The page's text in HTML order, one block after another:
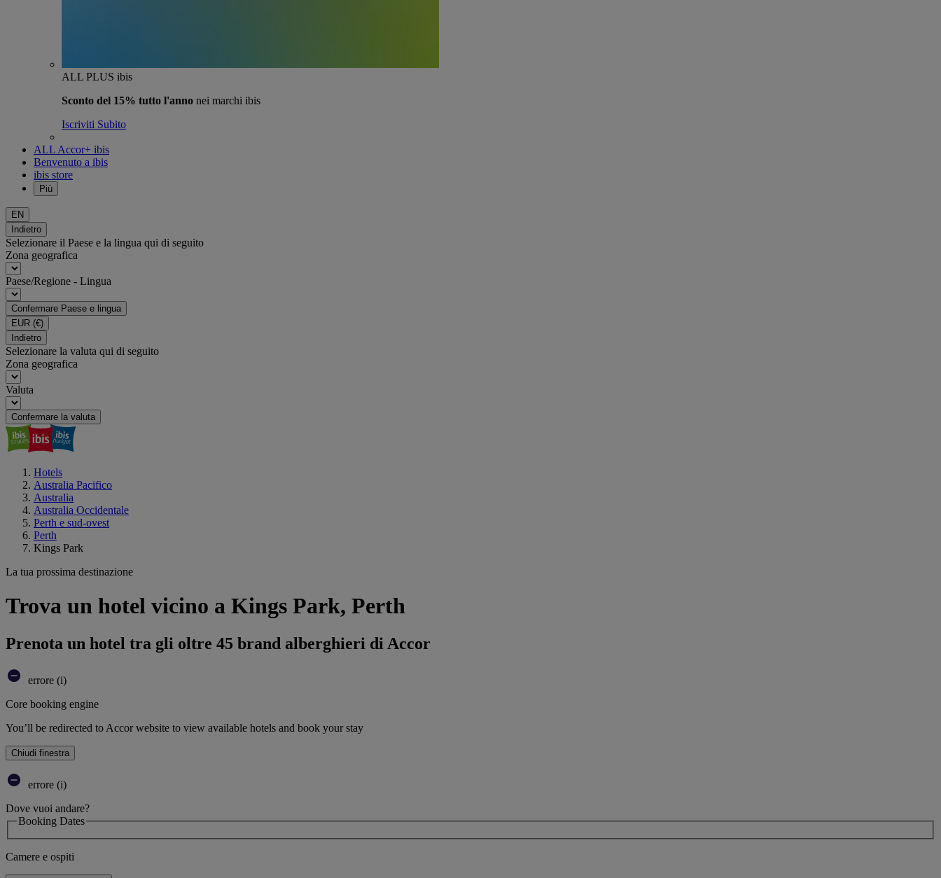
ALL PLUS ibis
Sconto del 15% tutto l'anno nei marchi ibis
Iscriviti Subito
ALL Accor+ ibis
Benvenuto a ibis
ibis store
Più
EN
Indietro
Selezionare il Paese e la lingua qui di seguito
Zona geografica
Paese/Regione - Lingua
Confermare Paese e lingua
EUR (€)
Indietro
Selezionare la valuta qui di seguito
Zona geografica
Valuta
Confermare la valuta
Hotels
Australia Pacifico
Australia
Australia Occidentale
Perth e sud-ovest
Perth
Kings Park
La tua prossima destinazione
Trova un hotel vicino a Kings Park, Perth
Prenota un hotel tra gli oltre 45 brand alberghieri di Accor
errore (i)
Core booking engine
You’ll be redirected to Accor website to view available hotels and book your stay
Chiudi finestra
errore (i)
Dove vuoi andare?
Booking Dates
Camere e ospiti